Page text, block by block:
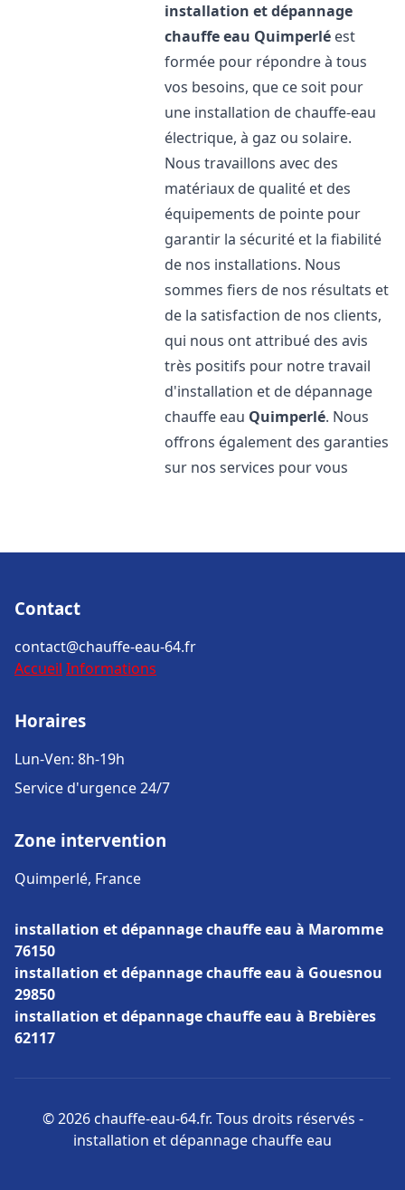
installation et dépannage
chauffe eau Quimperlé est
formée pour répondre à tous
vos besoins, que ce soit pour
une installation de chauffe-eau
électrique, à gaz ou solaire.
Nous travaillons avec des
matériaux de qualité et des
équipements de pointe pour
garantir la sécurité et la fiabilité
de nos installations. Nous
sommes fiers de nos résultats et
de la satisfaction de nos clients,
qui nous ont attribué des avis
très positifs pour notre travail
d'installation et de dépannage
chauffe eau Quimperlé. Nous
offrons également des garanties
sur nos services pour vous
Contact
contact@chauffe-eau-64.fr
Accueil Informations
Horaires
Lun-Ven: 8h-19h
Service d'urgence 24/7
Zone intervention
Quimperlé, France
installation et dépannage chauffe eau à Maromme
76150
installation et dépannage chauffe eau à Gouesnou
29850
installation et dépannage chauffe eau à Brebières
62117
© 2026 chauffe-eau-64.fr. Tous droits réservés -
installation et dépannage chauffe eau